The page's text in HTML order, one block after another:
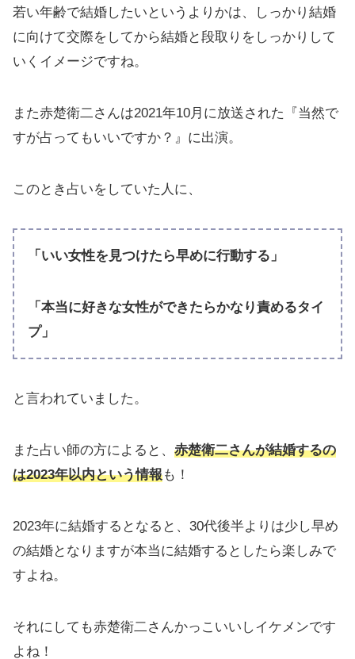
若い年齢で結婚したいというよりかは、しっかり結婚
に向けて交際をしてから結婚と段取りをしっかりして
いくイメージですね。
また赤楚衛二さんは2021年10月に放送された『当然で
すが占ってもいいですか？』に出演。
このとき占いをしていた人に、
「いい女性を見つけたら早めに行動する」
「本当に好きな女性ができたらかなり責めるタイ
プ」
と言われていました。
また占い師の方によると、 赤楚衛二さんが結婚するの
は2023年以内という情報も！
2023年に結婚するとなると、30代後半よりは少し早め
の結婚となりますが本当に結婚するとしたら楽しみで
すよね。
それにしても赤楚衛二さんかっこいいしイケメンです
よね！